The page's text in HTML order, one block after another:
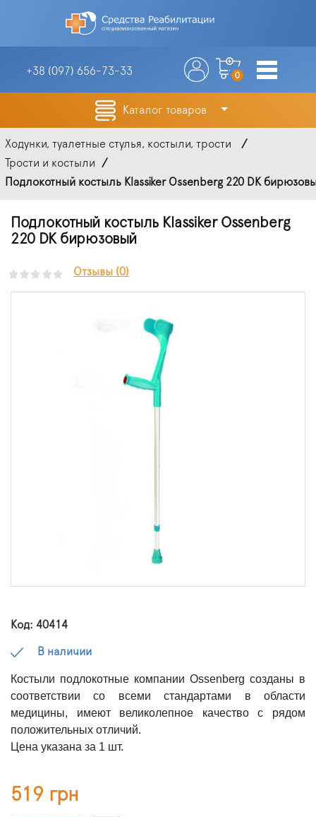
+38 (097) 656-73-33 0
Каталог товаров
Ходунки, туалетные стулья, костыли, трости
Трости и костыли
Подлокотный костыль Klassiker Ossenberg 220 DK
Подлокотный костыль Klassiker Ossenberg
220 DK бирюзовый
Отзывы (0)
Код: 40414
В наличии
Костыли подлокотные компании Ossenberg созданы в
соответствии со всеми стандартами в области
медицины, имеют великолепное качество с рядом
положительных отличий.
Цена указана за 1 шт.
519 грн